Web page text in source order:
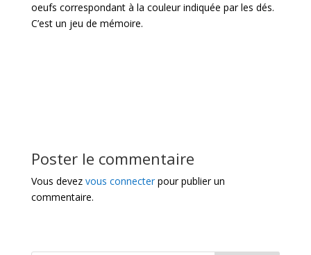
oeufs correspondant à la couleur indiquée par les dés.
C’est un jeu de mémoire.
Poster le commentaire
Vous devez vous connecterpour publier un
commentaire.